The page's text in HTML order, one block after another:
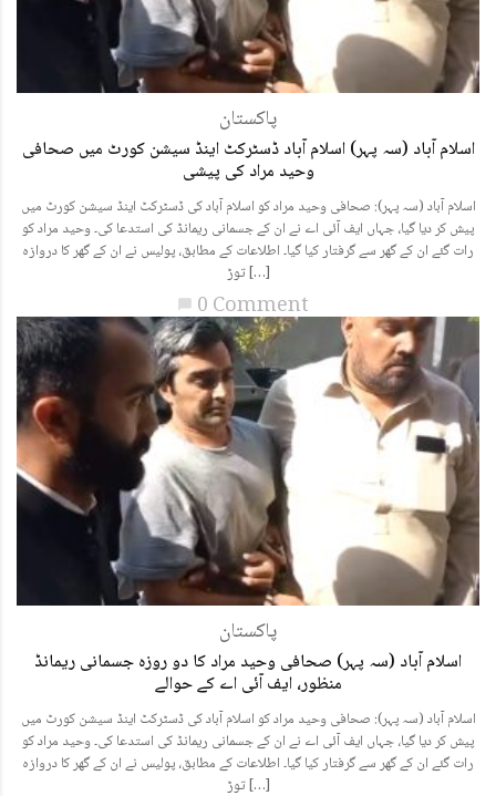
پاکستان
اسلام آباد (سہ پہر) اسلام آباد ڈسٹرکٹ اینڈ سیشن کورٹ میں صحافی
وحید مراد کی پیشی
اسلام آباد (سہ پہر): صحافی وحید مراد کو اسلام آباد کی ڈسٹرکٹ اینڈ سیشن کورٹ میں
پیش کر دیا گیا، جہاں ایف آئی اے نے ان کے جسمانی ریمانڈ کی استدعا کی۔ وحید مراد کو
رات گئے ان کے گھر سے گرفتار کیا گیا۔ اطلاعات کے مطابق، پولیس نے ان کے گھر کا دروازہ
توڑ […]
chat_bubble 0 Comment
پاکستان
اسلام آباد (سہ پہر) صحافی وحید مراد کا دو روزہ جسمانی ریمانڈ
منظور، ایف آئی اے کے حوالے
اسلام آباد (سہ پہر): صحافی وحید مراد کو اسلام آباد کی ڈسٹرکٹ اینڈ سیشن کورٹ میں
پیش کر دیا گیا، جہاں ایف آئی اے نے ان کے جسمانی ریمانڈ کی استدعا کی۔ وحید مراد کو
رات گئے ان کے گھر سے گرفتار کیا گیا۔ اطلاعات کے مطابق، پولیس نے ان کے گھر کا دروازہ
توڑ […]